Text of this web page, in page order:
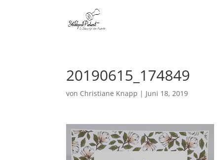
20190615_174849
von Christiane Knapp | Juni 18, 2019